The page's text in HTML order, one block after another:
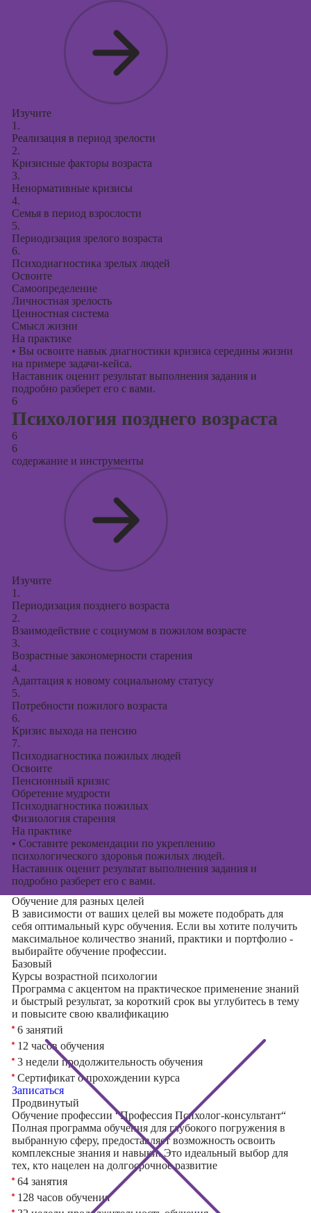
Изучите
1.
Реализация в период зрелости
2.
Кризисные факторы возраста
3.
Ненормативные кризисы
4.
Семья в период взрослости
5.
Периодизация зрелого возраста
6.
Психодиагностика зрелых людей
Освоите
Самоопределение
Личностная зрелость
Ценностная система
Смысл жизни
На практике
• Вы освоите навык диагностики кризиса середины жизни
на примере задачи-кейса.
Наставник оценит результат выполнения задания и
подробно разберет его с вами.
6
Психология позднего возраста
6
6
содержание и инструменты
Изучите
1.
Периодизация позднего возраста
2.
Взаимодействие с социумом в пожилом возрасте
3.
Возрастные закономерности старения
4.
Адаптация к новому социальному статусу
5.
Потребности пожилого возраста
6.
Кризис выхода на пенсию
7.
Психодиагностика пожилых людей
Освоите
Пенсионный кризис
Обретение мудрости
Психодиагностика пожилых
Физиология старения
На практике
• Составите рекомендации по укреплению
психологического здоровья пожилых людей.
Наставник оценит результат выполнения задания и
подробно разберет его с вами.
Обучение для разных целей
В зависимости от ваших целей вы можете подобрать для
себя оптимальный курс обучения. Если вы хотите получить
максимальное количество знаний, практики и портфолио -
выбирайте обучение профессии.
Базовый
Курсы возрастной психологии
Программа с акцентом на практическое применение знаний
и быстрый результат, за короткий срок вы углубитесь в тему
и повысите свою квалификацию
6 занятий
12 часов обучения
3 недели продолжительность обучения
Сертификат о прохождении курса
Записаться
Продвинутый
Обучение профессии “Профессия Психолог-консультант“
Полная программа обучения для глубокого погружения в
выбранную сферу, предоставляет возможность освоить
комплексные знания и навыки. Это идеальный выбор для
тех, кто нацелен на долгосрочное развитие
64 занятия
128 часов обучения